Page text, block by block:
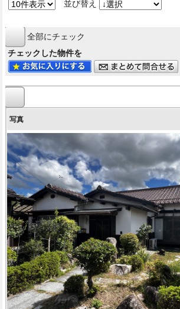
並び替え
全部にチェック
チェックした物件を